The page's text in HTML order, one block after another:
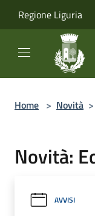
Regione Liguria
Home > Novità >
Novità:
AVVISI